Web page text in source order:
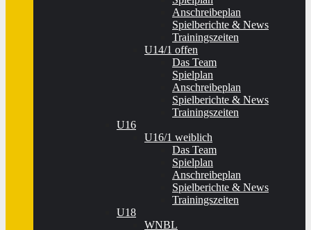
Anschreibeplan
Spielberichte & News
Trainingszeiten
U14/1 offen
Das Team
Spielplan
Anschreibeplan
Spielberichte & News
Trainingszeiten
U16
U16/1 weiblich
Das Team
Spielplan
Anschreibeplan
Spielberichte & News
Trainingszeiten
U18
WNBL